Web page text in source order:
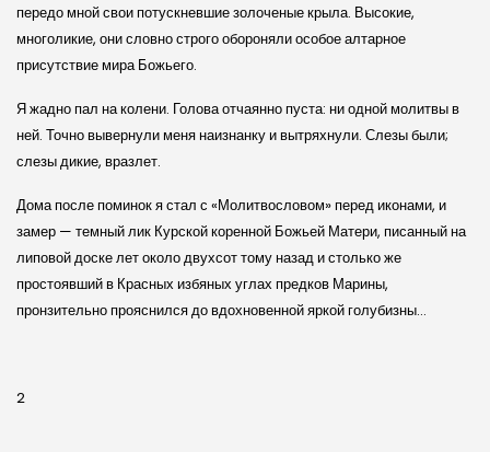
передо мной свои потускневшие золоченые крыла. Высокие,
многоликие, они словно строго обороняли особое алтарное
присутствие мира Божьего.
Я жадно пал на колени. Голова отчаянно пуста: ни одной молитвы в
ней. Точно вывернули меня наизнанку и вытряхнули. Слезы были;
слезы дикие, вразлет.
Дома после поминок я стал с «Молитвословом» перед иконами, и
замер — темный лик Курской коренной Божьей Матери, писанный на
липовой доске лет около двухсот тому назад и столько же
простоявший в Красных избяных углах предков Марины,
пронзительно прояснился до вдохновенной яркой голубизны…
2